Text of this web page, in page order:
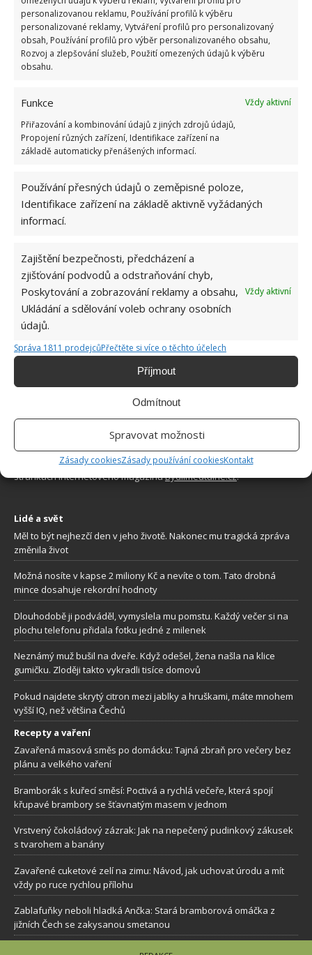
personalizovanou reklamu, Používání profilů k výběru
personalizované reklamy, Vytváření profilů pro personalizovaný
obsah, Používání profilů pro výběr personalizovaného obsahu,
Rozvoj a zlepšování služeb, Použití omezených údajů k výběru
obsahu.
Funkce
Vždy aktivní
Přiřazování a kombinování údajů z jiných zdrojů údajů,
Propojení různých zařízení, Identifikace zařízení na
základě automaticky přenášených informací.
Používání přesných údajů o zeměpisné poloze,
Identifikace zařízení na základě aktivně vyžádaných
informací.
Zajištění bezpečnosti, předcházení a
zjišťování podvodů a odstraňování chyb,
Poskytování a zobrazování reklamy a obsahu,
Ukládání a sdělování voleb ochrany osobních
údajů.
Vždy aktivní
Správa 1811 prodejcůPřečtěte si více o těchto účelech
Příjmout
Odmítnout
Spravovat možnosti
Zásady cookiesZásady používání cookiesKontakt
ŽHAVÉ NOVINKY
Kuchyňská sůl jako efektivní služebník při
potrubím
Sirkové hnojivo působí na rostliny jako živá
voda. Zápalky stačí namočit do vlažné vody
Špinavý sporák nemusí vyžadovat velkou
námahu. I se zaschlými skvrnami zatočí bílý ocet
Sháníte zajímavé tipy jak vylepšit Váš domov? Originální nápady,
aktuální trendy, praktické rady i inspirativní fotografie najdete na
stránkách internetového magazínuBydlimeutulne.cz.
Lidé a svět
Měl to být nejhezčí den v jeho životě. Nakonec mu tragická zpráva
změnila život
Možná nosíte v kapse 2 miliony Kč a nevíte o tom. Tato drobná
mince dosahuje rekordní hodnoty
Dlouhodobě ji podváděl, vymyslela mu pomstu. Každý večer si na
plochu telefonu přidala fotku jedné z milenek
Neznámý muž bušil na dveře. Když odešel, žena našla na klice
gumičku. Zloději takto vykradli tisíce domovů
Pokud najdete skrytý citron mezi jablky a hruškami, máte mnohem
vyšší IQ, než většina Čechů
Recepty a vaření
Zavařená masová směs po domácku: Tajná zbraň pro večery bez
plánu a velkého vaření
Bramborák s kuřecí směsí: Poctivá a rychlá večeře, která spojí
křupavé brambory se šťavnatým masem v jednom
Vrstvený čokoládový zázrak: Jak na nepečený pudinkový zákusek
s tvarohem a banány
Zavařené cuketové zelí na zimu: Návod, jak uchovat úrodu a mít
vždy po ruce rychlou přílohu
Zablafuňky neboli hladká Ančka: Stará bramborová omáčka z
jižních Čech se zakysanou smetanou